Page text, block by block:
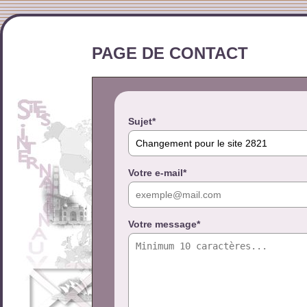
PAGE DE CONTACT
Sujet*
Votre e-mail*
Votre message*